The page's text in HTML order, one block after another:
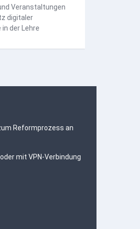
Veranstaltungen
digitaler
in der Lehre
Reformprozess an
mit VPN-Verbindung